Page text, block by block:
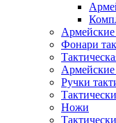
Фонари
Ручки
Ножи